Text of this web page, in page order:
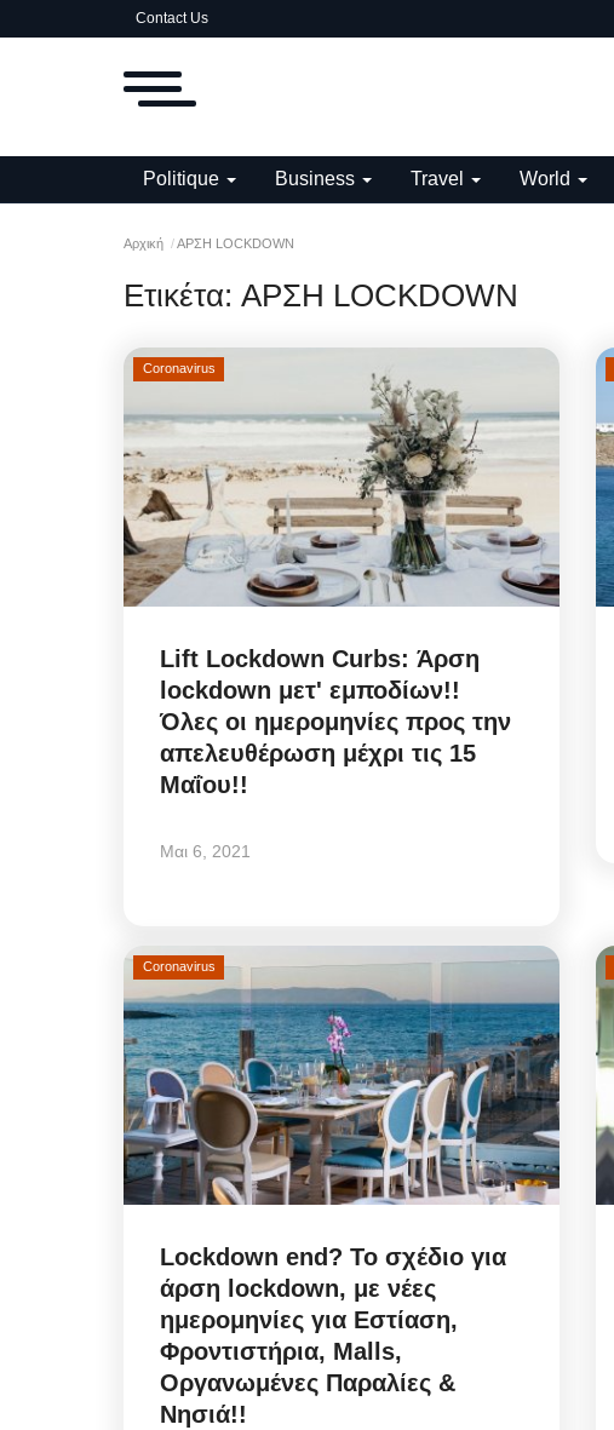
Contact Us
Politique Business Travel World
Αρχική ΑΡΣΗ LOCKDOWN
Ετικέτα: ΑΡΣΗ LOCKDOWN
Coronavirus
Lift Lockdown Curbs: Άρση
lockdown μετ' εμποδίων!!
Όλες οι ημερομηνίες προς την
απελευθέρωση μέχρι τις 15
Μαΐου!!
Μαι 6, 2021
Coronavirus
Lockdown end? Το σχέδιο για
άρση lockdown, με νέες
ημερομηνίες για Εστίαση,
Φροντιστήρια, Malls,
Οργανωμένες Παραλίες &
Νησιά!!